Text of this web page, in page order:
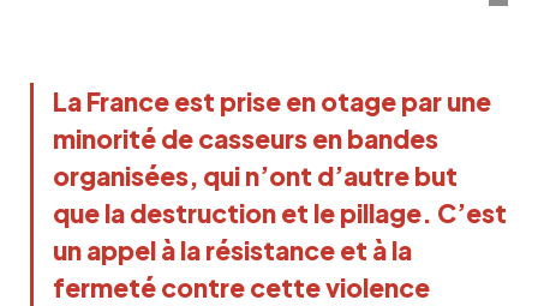
La France est prise en otage par une
minorité de casseurs en bandes
organisées, qui n’ont d’autre but
que la destruction et le pillage. C’est
un appel à la résistance et à la
fermeté contre cette violence